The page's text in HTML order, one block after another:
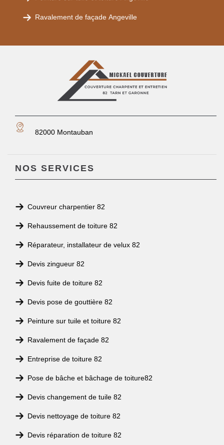
Ravalement de façade Angeville
82000 Montauban
NOS SERVICES
Couvreur charpentier 82
Rehaussement de toiture 82
Réparateur, installateur de velux 82
Devis zingueur 82
Devis fuite de toiture 82
Devis pose de gouttière 82
Peinture sur tuile et toiture 82
Ravalement de façade 82
Entreprise de toiture 82
Pose de bâche et bâchage de toiture82
Devis changement de tuile 82
Devis nettoyage de toiture 82
Devis réparation de toiture 82